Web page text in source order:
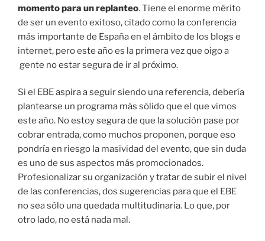
momento para un replanteo. Tiene el enorme mérito
de ser un evento exitoso, citado como la conferencia
más importante de España en el ámbito de los blogs e
internet, pero este año es la primera vez que oigo a
gente no estar segura de ir al próximo.
Si el EBE aspira a seguir siendo una referencia, debería
plantearse un programa más sólido que el que vimos
este año. No estoy segura de que la solución pase por
cobrar entrada, como muchos proponen, porque eso
pondría en riesgo la masividad del evento, que sin duda
es uno de sus aspectos más promocionados.
Profesionalizar su organización y tratar de subir el nivel
de las conferencias, dos sugerencias para que el EBE
no sea sólo una quedada multitudinaria. Lo que, por
otro lado, no está nada mal.